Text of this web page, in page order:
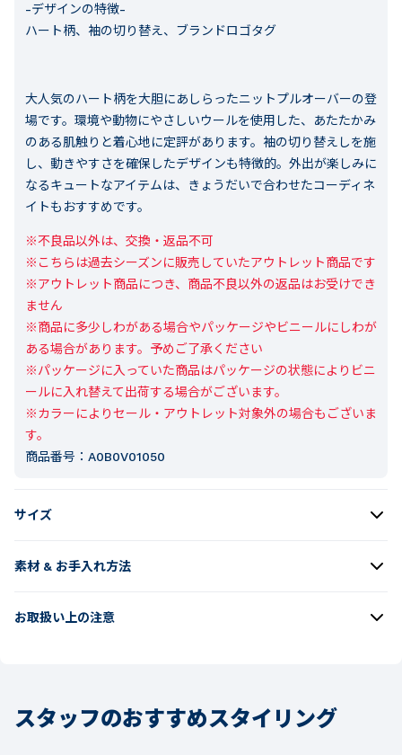
-デザインの特徴-
ハート柄、袖の切り替え、ブランドロゴタグ
大人気のハート柄を大胆にあしらったニットプルオーバーの登
場です。環境や動物にやさしいウールを使用した、あたたかみ
のある肌触りと着心地に定評があります。袖の切り替えしを施
し、動きやすさを確保したデザインも特徴的。外出が楽しみに
なるキュートなアイテムは、きょうだいで合わせたコーディネ
イトもおすすめです。
※不良品以外は、交換・返品不可
※こちらは過去シーズンに販売していたアウトレット商品です
※アウトレット商品につき、商品不良以外の返品はお受けでき
ません
※商品に多少しわがある場合やパッケージやビニールにしわが
ある場合があります。予めご了承ください
※パッケージに入っていた商品はパッケージの状態によりビニ
ールに入れ替えて出荷する場合がございます。
※カラーによりセール・アウトレット対象外の場合もございま
す。
商品番号： A0B0V01050
サイズ
素材 & お手入れ方法
お取扱い上の注意
スタッフのおすすめスタイリング